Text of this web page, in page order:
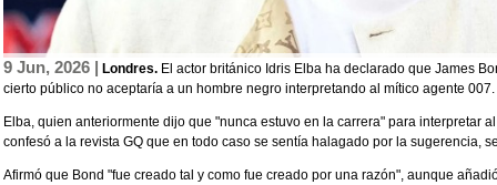
9 Jun, 2026 | Londres. El actor británico Idris Elba ha declarado que James
cierto público no aceptaría a un hombre negro interpretando al mítico agente 007.
Elba, quien anteriormente dijo que "nunca estuvo en la carrera" para interpretar
confesó a la revista GQ que en todo caso se sentía halagado por la sugerencia,
Afirmó que Bond "fue creado tal y como fue creado por una razón", aunque